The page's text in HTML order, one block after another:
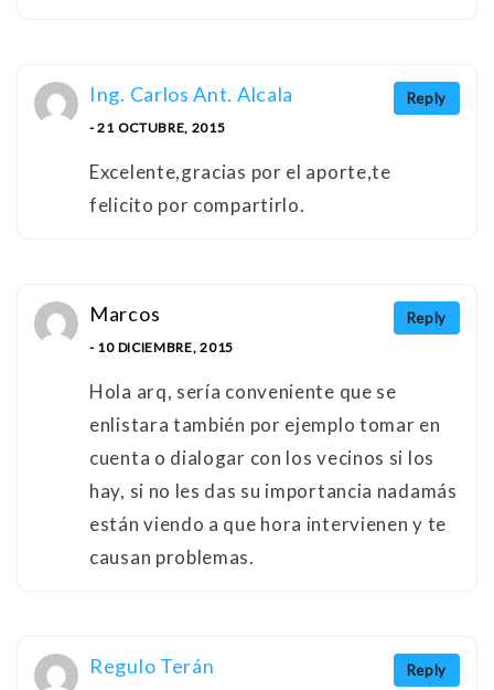
Reply
Ing. Carlos Ant. Alcala
- 21 OCTUBRE, 2015
Excelente,gracias por el aporte,te
felicito por compartirlo.
Reply
Marcos
- 10 DICIEMBRE, 2015
Hola arq, sería conveniente que se
enlistara también por ejemplo tomar en
cuenta o dialogar con los vecinos si los
hay, si no les das su importancia nadamás
están viendo a que hora intervienen y te
causan problemas.
Reply
Regulo Terán